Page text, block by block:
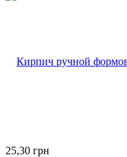
25,30 грн